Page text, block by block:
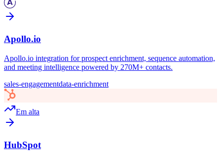
Apollo.io
Apollo.io integration for prospect enrichment, sequence automation,
and meeting intelligence powered by 270M+ contacts.
sales-engagementdata-enrichment
Em alta
HubSpot